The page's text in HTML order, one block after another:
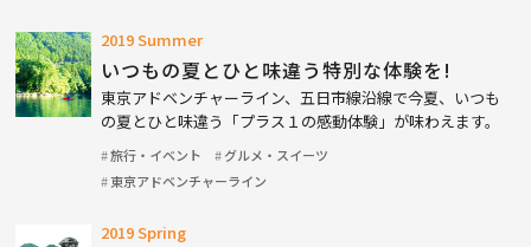
2019 Summer
いつもの夏とひと味違う特別な体験を!
東京アドベンチャーライン、五日市線沿線で今夏、いつも
の夏とひと味違う「プラス１の感動体験」が味わえます。
旅行・イベント
グルメ・スイーツ
東京アドベンチャーライン
2019 Spring